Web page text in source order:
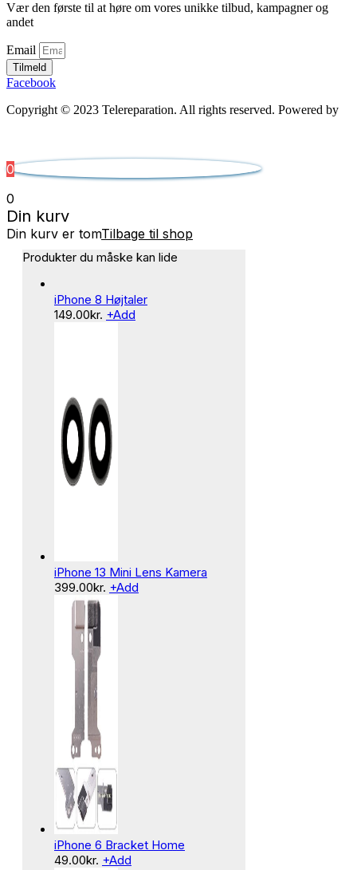
Vær den første til at høre om vores unikke tilbud, kampagner og
andet
Email
Tilmeld
Facebook
Copyright © 2023 Telereparation. All rights reserved. Powered by
0
0
Din kurv
Din kurv er tomTilbage til shop
Produkter du måske kan lide
iPhone 8 Højtaler
149.00kr. +Add
iPhone 13 Mini Lens Kamera
399.00kr. +Add
iPhone 6 Bracket Home
49.00kr. +Add